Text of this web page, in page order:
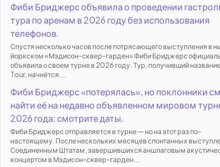
Фиби Бриджерс объявила о проведении
тура по аренам в 2026 году без использования
телефонов.
Спустя несколько часов после потрясающего выступления в
йоркском «Мэдисон-сквер-гарден» Фиби Бриджерс
объявила о своем турне в 2026 году. Тур, получивший
Tour, начнётся...
Фиби Бриджерс «потерялась», но поклонники
найти её на недавно объявленном мировом
2026 года: смотрите даты.
Фиби Бриджерс отправляется в турне — но на этот раз по-
настоящему. После нескольких месяцев спонтанных
Соединенным Штатам, завершившихся аншлаговым
концертом в Мэдисон-сквер-гарден...